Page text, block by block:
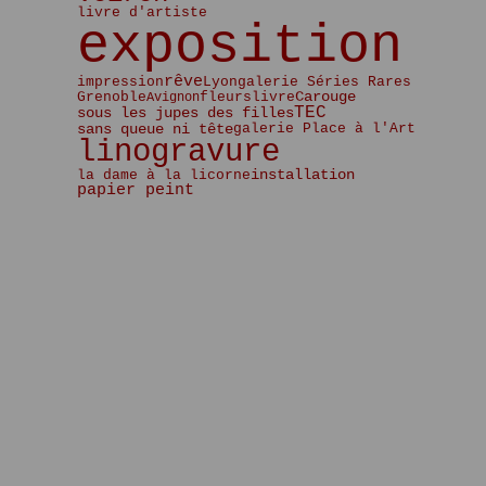
Janvier (4)
Février (1)
Janvier (3)
Mars(6)
Février (3)
Janvier(5)
Avril
(2)
Mars(5)
Février(2)
Janvier(4)
Avril
(4)
Mars(2)
Février(1)
livre d'artiste
exposition
impression rêveLyongalerie Séries Rares
GrenobleAvignonfleurs livreCarouge
sous les jupes des fillesTEC
sans queue ni têtegalerie Place à l'Art
linogravure
la dame à la licorneinstallation
papier peint